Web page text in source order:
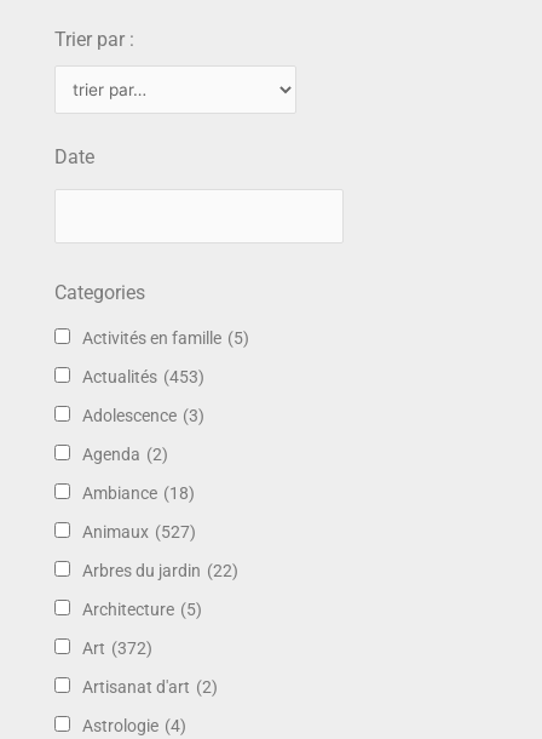
Trier par :
Date
Categories
Activités en famille (5)
Actualités (453)
Adolescence (3)
Agenda (2)
Ambiance (18)
Animaux (527)
Arbres du jardin (22)
Architecture (5)
Art (372)
Artisanat d'art (2)
Astrologie (4)